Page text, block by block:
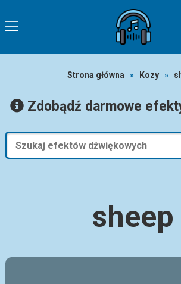
Strona główna » Kozy »
Zdobądź darmowe
sheep